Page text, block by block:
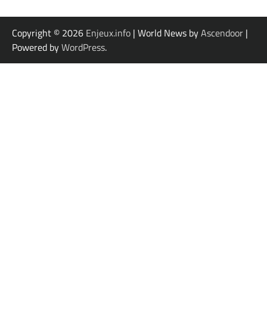
Copyright © 2026 Enjeux.info | World News byAscendoor |
Powered byWordPress.